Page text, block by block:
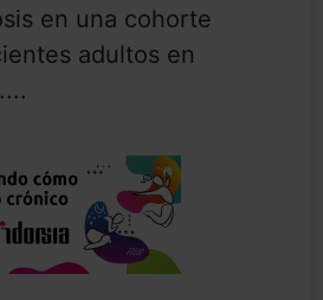
en una cohorte
adultos en